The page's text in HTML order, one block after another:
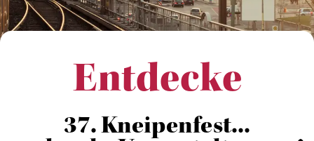
Entdecke
37. Kneipenfest...